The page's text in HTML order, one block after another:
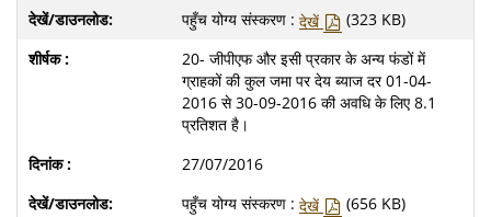
पहुँच योग्य संस्करण : देखें
(323 KB)
20- जीपीएफ और इसी प्रकार के अन्य फंडों में
ग्राहकों की कुल जमा पर देय ब्याज दर 01-04-
2016 से 30-09-2016 की अवधि के लिए 8.1
प्रतिशत है।
27/07/2016
पहुँच योग्य संस्करण : देखें
(656 KB)